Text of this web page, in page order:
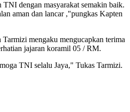
dengan masyarakat semakin baik.
aman dan lancar ,"pungkas Kapten
mengaku mengucapkan terima
jajaran koramil 05 / RM.
TNI selalu Jaya," Tukas Tarmizi.